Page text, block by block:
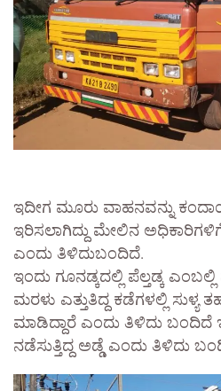
ಇದೀಗ ಮೂರು ವಾಹನವನ್ನು
ಇರಿಸಲಾಗಿದ್ದು ಮೇಲಿನ
ಎಂದು ತಿಳಿದುಬಂದಿದೆ.
ಇಂದು ಗೂನಡ್ಕದಲ್ಲಿ ಪೆಲ್ತಡ್ಕ
ಮರಳು ಎತ್ತುತಿದ್ದ ಕಡೆಗಳಲ್ಲಿ ಸುಳ್ಯ
ಮಾಡಿದ್ದಾರೆ ಎಂದು ತಿಳಿದು
ನಡೆಸುತ್ತಿದ್ದ ಅಡ್ಡೆ ಎಂದು ತಿಳಿದು